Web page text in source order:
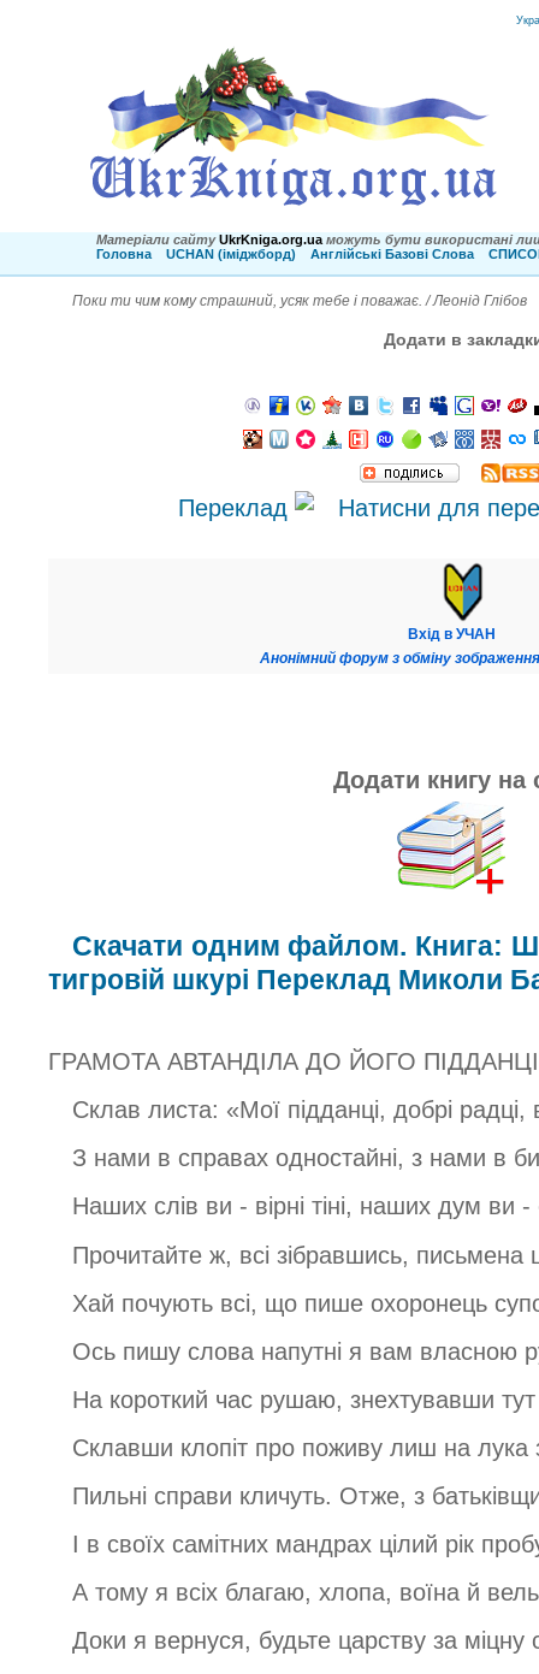
Матеріали сайту UkrKniga.org.ua можуть бути використані
Головна
UCHAN (іміджборд) Англійські Базові Слова
Поки ти чим кому страшний, усяк тебе і поважає. / Леонід Глібов
Додати в
Переклад
Вхід в УЧАН
Анонімний форум з обміну
Додати книгу на
Скачати одним файлом. Книга:
тигровій шкурі Переклад Миколи
ГРАМОТА АВТАНДІЛА ДО ЙОГО
Склав листа: «Мої підданці, добрі радці,
З нами в справах одностайні, з нами в
Наших слів ви - вірні тіні, наших дум ви -
Прочитайте ж, всі зібравшись, письмена
Хай почують всі, що пише охоронець
Ось пишу слова напутні я вам власною
На короткий час рушаю, знехтувавши
Склавши клопіт про поживу лиш на лука
Пильні справи кличуть. Отже, з
І в своїх самітних мандрах цілий рік
А тому я всіх благаю, хлопа, воїна й
Доки я вернуся, будьте царству за міцну